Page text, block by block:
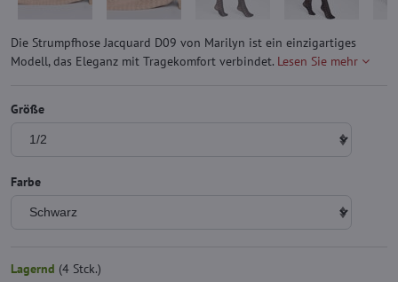
Die Strumpfhose Jacquard D09 von Marilyn ist ein einzigartiges
Modell, das Eleganz mit Tragekomfort verbindet. Lesen Sie mehr
Größe
Farbe
Lagernd (4 Stck.)